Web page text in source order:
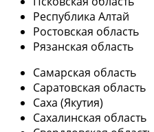
Республика Алтай
Ростовская область
Рязанская область
Самарская область
Саратовская область
Саха (Якутия)
Сахалинская область